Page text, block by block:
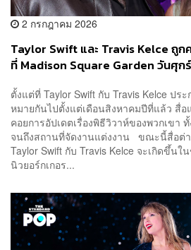
2 กรกฎาคม 2026
Taylor Swift และ Travis Kelce ถูก
ที่ Madison Square Garden วันศุก
ตั้งแต่ที่ Taylor Swift กับ Travis Kelce ปร
หมายกันไปตั้งแต่เดือนสิงหาคมปีที่แล้ว สื่
คอยการอัปเดตเรื่องพิธีวิวาห์ของพวกเขา
จนถึงสถานที่จัดงานแต่งงาน ขณะนี้สื่อต่
Taylor Swift กับ Travis Kelce จะเกิดขึ้น
นิวยอร์กเกอร...